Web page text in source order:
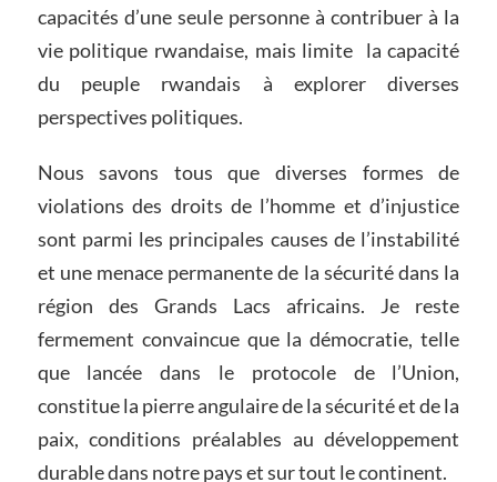
capacités d’une seule personne à contribuer à la
vie politique rwandaise, mais limite la capacité
du peuple rwandais à explorer diverses
perspectives politiques.
Nous savons tous que diverses formes de
violations des droits de l’homme et d’injustice
sont parmi les principales causes de l’instabilité
et une menace permanente de la sécurité dans la
région des Grands Lacs africains. Je reste
fermement convaincue que la démocratie, telle
que lancée dans le protocole de l’Union,
constitue la pierre angulaire de la sécurité et de la
paix, conditions préalables au développement
durable dans notre pays et sur tout le continent.